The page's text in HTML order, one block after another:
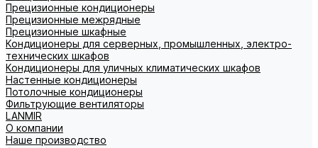
Прецизионные кондиционеры
Прецизионные межрядные
Прецизионные шкафные
Кондиционеры для серверных, промышленных, электро-
технических шкафов
Кондиционеры для уличных климатических шкафов
Настенные кондиционеры
Потолочные кондиционеры
Фильтрующие вентиляторы
LANMIR
О компании
Наше производство